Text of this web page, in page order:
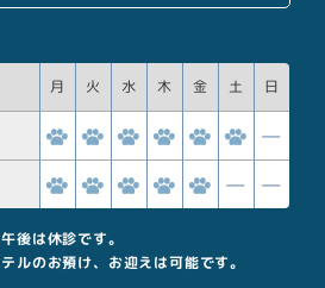
月 火 水 木 金 土 日
後は休診です。
ルのお預け、お迎えは可能です。